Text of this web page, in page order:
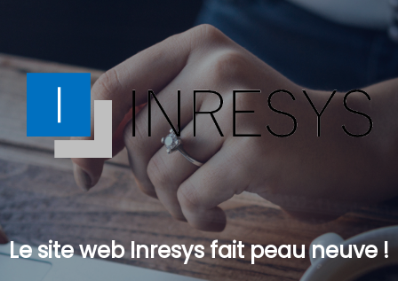
Le site web Inresys fait peau neuve !